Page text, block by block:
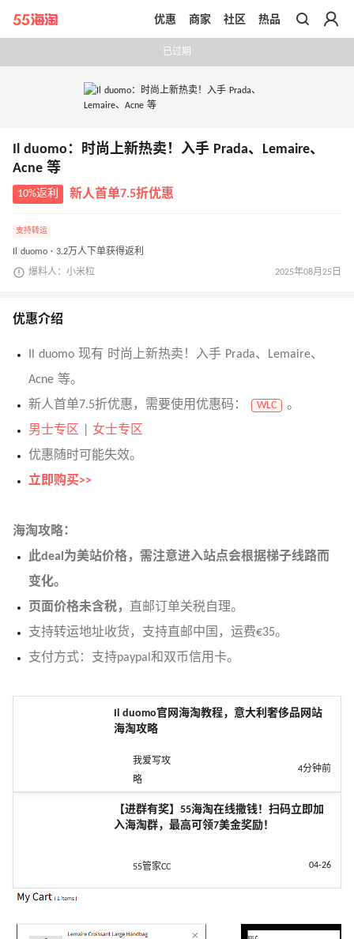
带你去官网买正品
优惠 商家 社区 热品
已过期
Il duomo：时尚上新热卖！入手 Prada、Lemaire、
Acne 等
10%返利 新人首单7.5折优惠
支持转运
Il duomo · 3.2万人下单获得返利
爆料人：小米粒 2025年08月25日
优惠介绍
Il duomo 现有 时尚上新热卖！入手 Prada、Lemaire、
Acne 等。
新人首单7.5折优惠，需要使用优惠码：
WLC
。
男士专区
女士专区
优惠随时可能失效。
立即购买>>
海淘攻略：
此deal为美站价格，需注意进入站点会根据梯子线路而
变化。
页面价格未含税，
直邮订单关税自理。
支持转运地址收货，支持直邮中国，运费€35。
支付方式：支持paypal和双币信用卡。
Il duomo官网海淘教程，意大利奢侈品网站
海淘攻略
我爱写攻
略
4分钟前
【进群有奖】55海淘在线撒钱！扫码立即加
入海淘群，最高可领7美金奖励！
55管家CC 04-26